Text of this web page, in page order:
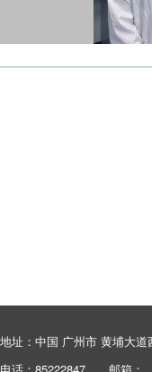
地址：中国 广州市 黄埔大道